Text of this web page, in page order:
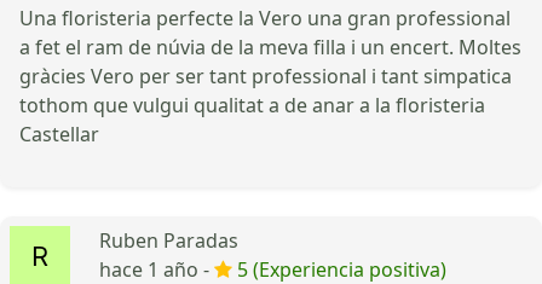
Una floristeria perfecte la Vero una gran professional
a fet el ram de núvia de la meva filla i un encert. Moltes
gràcies Vero per ser tant professional i tant simpatica
tothom que vulgui qualitat a de anar a la floristeria
Castellar
Ruben Paradas
hace 1 año -
5 (Experiencia positiva)